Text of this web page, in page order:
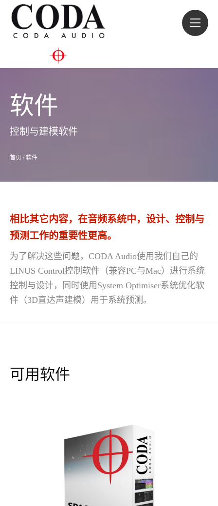
软件
控制与建模软件
首页 / 软件
相比其它内容，在音频系统中，设计、控制与
预测工作的重要性更高。
为了解决这些问题，CODA Audio使用我们自己的
LINUS Control控制软件（兼容PC与Mac）进行系统
控制与设计，同时使用System Optimiser系统优化软
件（3D直达声建模）用于系统预测。
可用软件